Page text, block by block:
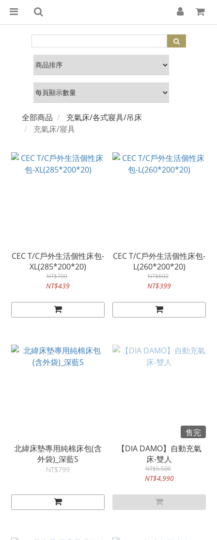
全部商品
充氣床/各式寢具/吊床
充氣床/寢具
CEC T/C戶外生活個性床包-
XL(285*200*20)
NT$700
NT$439
CEC T/C戶外生活個性床包-
L(260*200*20)
NT$600
NT$399
北緯床墊專用純棉床包(含
外袋)_深藍S
NT$799
售完
【DIA DAMO】自動充氣
床-雙人
NT$5,500
NT$4,990